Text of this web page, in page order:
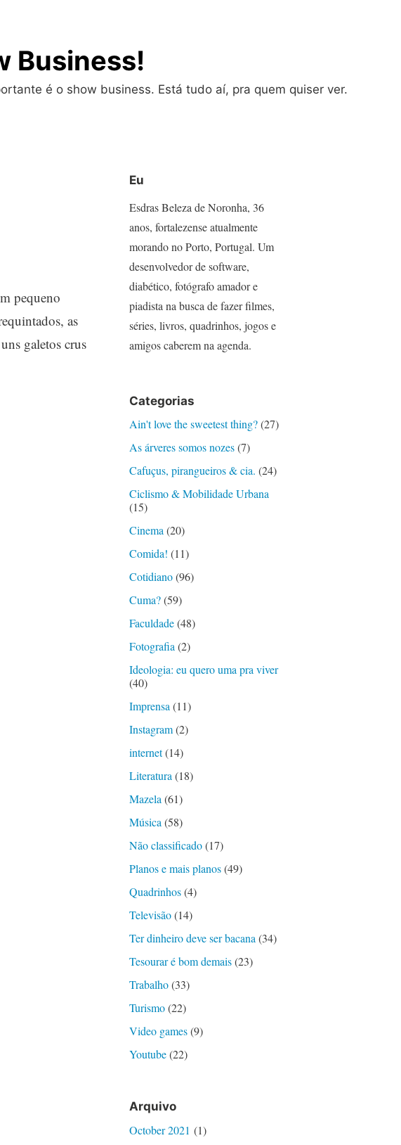
Business!
é o show business. Está tudo aí, pra quem quiser ver.
pequeno
as
galetos crus
Eu
Esdras Beleza de Noronha, 36
anos, fortalezense atualmente
morando no Porto, Portugal. Um
desenvolvedor de software,
diabético, fotógrafo amador e
piadista na busca de fazer filmes,
séries, livros, quadrinhos, jogos e
amigos caberem na agenda.
Categorias
Ain't love the sweetest thing?(27)
As árveres somos nozes(7)
Cafuçus, pirangueiros & cia. (24)
Ciclismo & Mobilidade Urbana
(15)
Cinema(20)
Comida! (11)
Cotidiano(96)
Cuma?(59)
Faculdade(48)
Fotografia(2)
Ideologia: eu quero uma pra viver
(40)
Imprensa(11)
Instagram(2)
internet(14)
Literatura(18)
Mazela(61)
Música(58)
Não classificado(17)
Planos e mais planos(49)
Quadrinhos(4)
Televisão(14)
Ter dinheiro deve ser bacana(34)
Tesourar é bom demais(23)
Trabalho(33)
Turismo(22)
Video games(9)
Youtube(22)
Arquivo
October 2021 (1)